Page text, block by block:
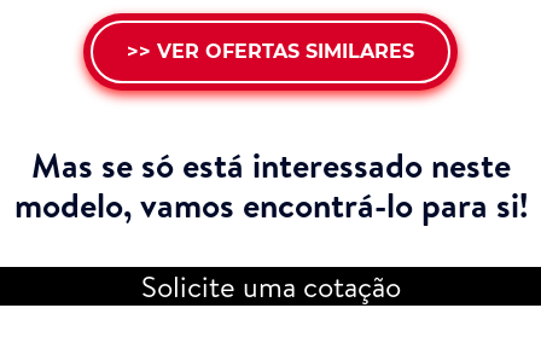
>> VER OFERTAS SIMILARES
Mas se só está interessado neste
modelo,vamos encontrá-lo para si!
Solicite uma cotação